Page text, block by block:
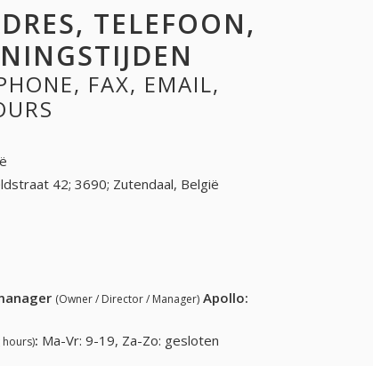
TELEFOON,
FAX, EMAIL,
42; 3690; Zutendaal, België
(Owner / Director / Manager) Apollo:
: Ma-Vr: 9-19, Za-Zo: gesloten